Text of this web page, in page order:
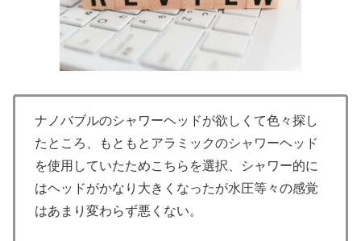
ナノバブルのシャワーヘッドが欲しくて色々探し
たところ、もともとアラミックのシャワーヘッド
を使用していたためこちらを選択、シャワー的に
はヘッドがかなり大きくなったが水圧等々の感覚
はあまり変わらず悪くない。